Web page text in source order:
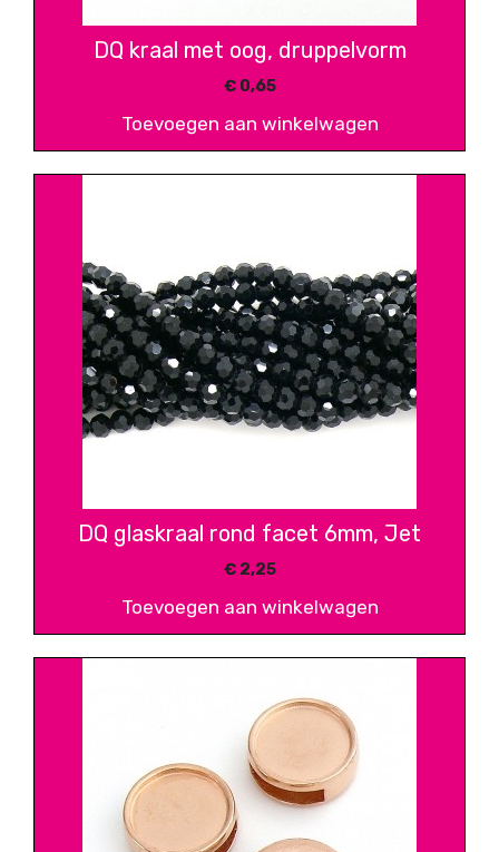
DQ kraal met oog, druppelvorm
€0,65
Toevoegen aan winkelwagen
DQ glaskraal rond facet 6mm, Jet
€2,25
Toevoegen aan winkelwagen